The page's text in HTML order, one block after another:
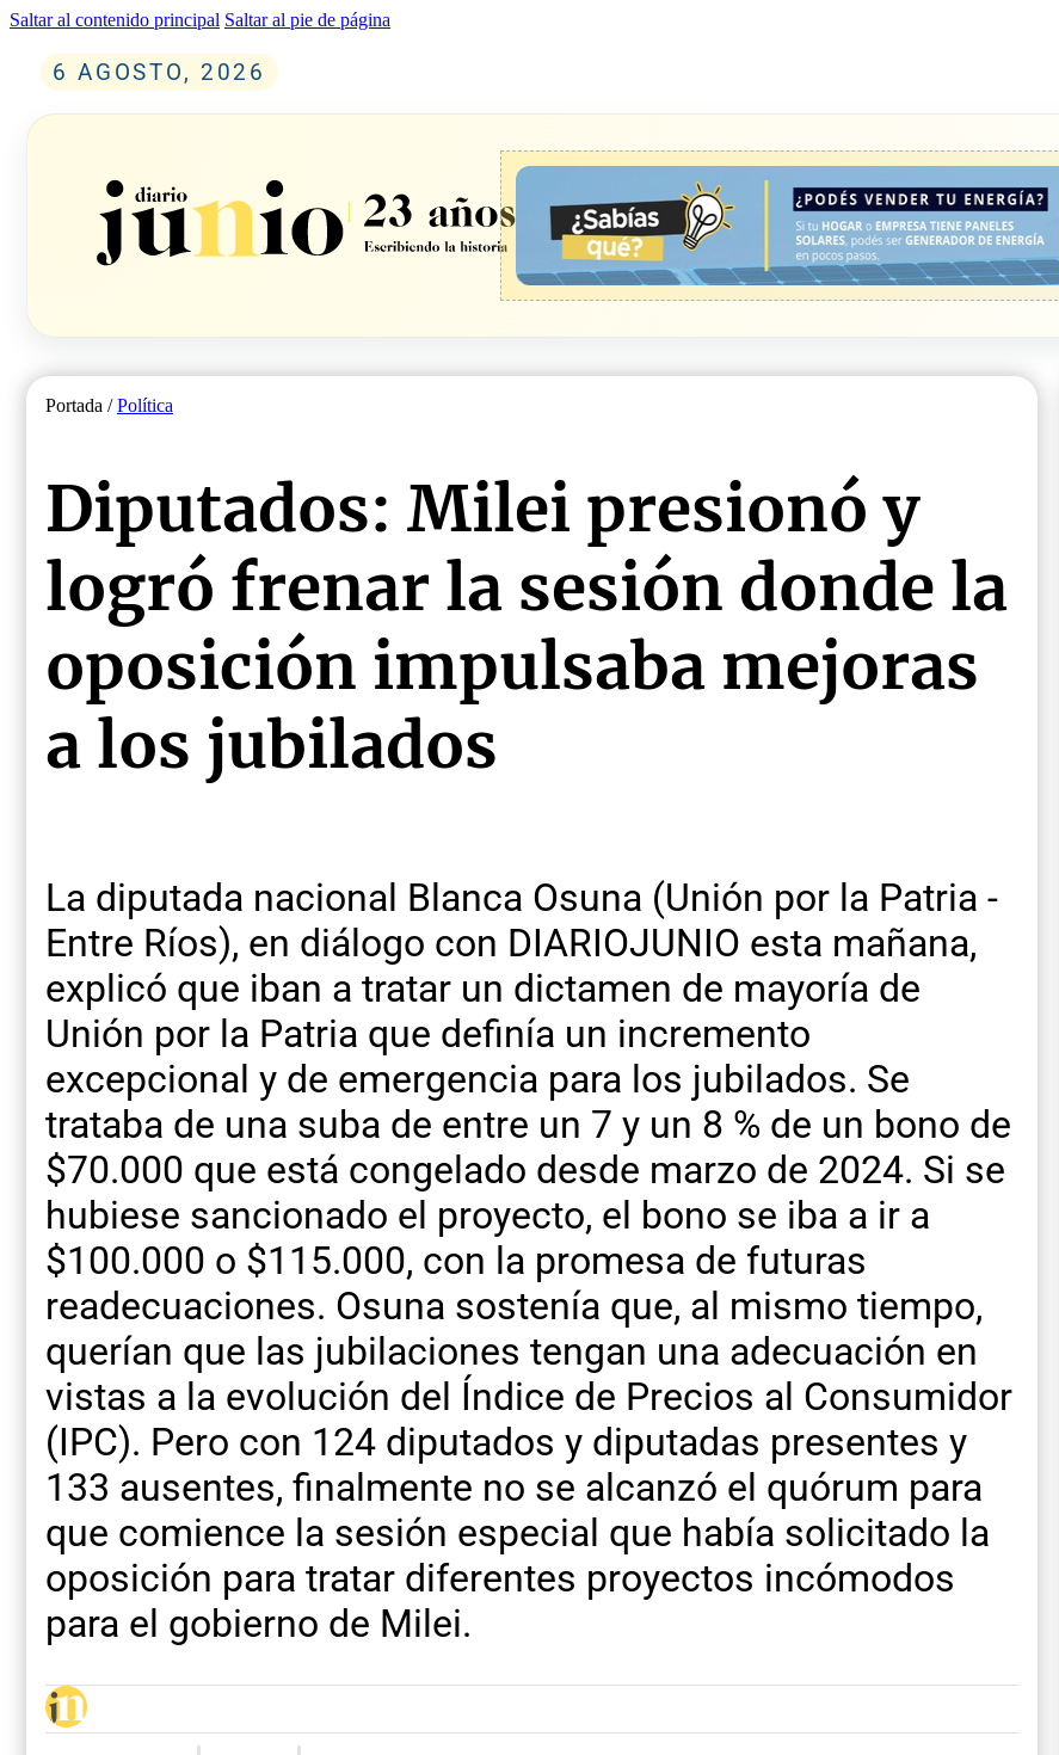
Saltar al contenido principal Saltar al pie de página
6 AGOSTO, 2026
Portada /Política
Diputados: Milei presionó y
logró frenar la sesión donde la
oposición impulsaba mejoras
a los jubilados
La diputada nacional Blanca Osuna (Unión por la Patria -
Entre Ríos), en diálogo con DIARIOJUNIO esta mañana,
explicó que iban a tratar un dictamen de mayoría de
Unión por la Patria que definía un incremento
excepcional y de emergencia para los jubilados. Se
trataba de una suba de entre un 7 y un 8 % de un bono de
$70.000 que está congelado desde marzo de 2024. Si se
hubiese sancionado el proyecto, el bono se iba a ir a
$100.000 o $115.000, con la promesa de futuras
readecuaciones. Osuna sostenía que, al mismo tiempo,
querían que las jubilaciones tengan una adecuación en
vistas a la evolución del Índice de Precios al Consumidor
(IPC). Pero con 124 diputados y diputadas presentes y
133 ausentes, finalmente no se alcanzó el quórum para
que comience la sesión especial que había solicitado la
oposición para tratar diferentes proyectos incómodos
para el gobierno de Milei.